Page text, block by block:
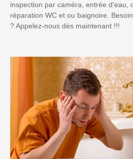
inspection par caméra, entrée d'eau,
réparation WC et ou baignoire.
? Appelez-nous dès maintenant !!!